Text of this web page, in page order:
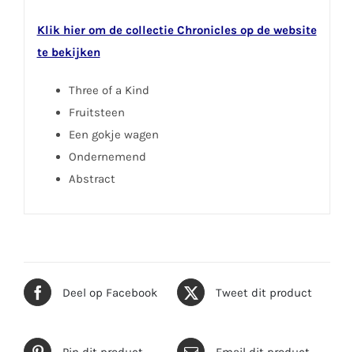
Klik hier om de collectie Chronicles op de website
te bekijken
Three of a Kind
Fruitsteen
Een gokje wagen
Ondernemend
Abstract
Deel op Facebook Tweet dit product